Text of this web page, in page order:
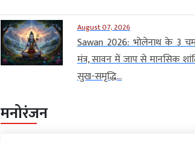
August 07, 2026
Sawan 2026: भोलेनाथ के 3
मंत्र, सावन में जाप से मानसिक
सुख-समृद्धि...
मनोरंजन